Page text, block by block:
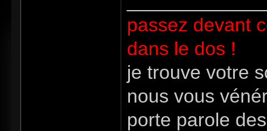
passez devant
dans le dos !
je trouve votre
nous vous
porte parole